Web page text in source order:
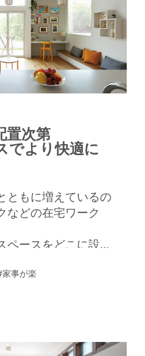
置次第
でより快適に
ともに増えているの
などの在宅ワーク
ペースをどこに設置
る。
家事が楽